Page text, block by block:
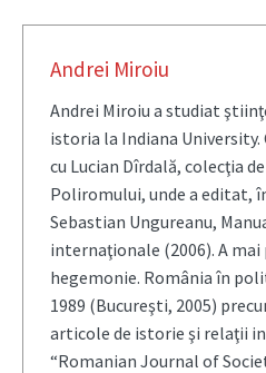
Andrei Miroiu
Andrei Miroiu a studiat
istoria la Indiana
cu Lucian Dîrdală, colecţia
Poliromului, unde a editat,
Sebastian Ungureanu,
internaţionale (2006). A
hegemonie. România în
1989 (Bucureşti, 2005)
articole de istorie şi relaţii
“Romanian Journal of